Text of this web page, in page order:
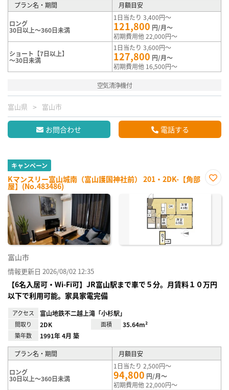
プラン名・期間 月額目安
ロング
30日以上～360日未満
1日当たり 3,400円～
121,800 円/月～
初期費用他 22,000円～
ショート【7日以上】
～30日未満
1日当たり 3,600円～
127,800 円/月～
初期費用他 16,500円～
空気清浄機付
富山県 富山市
お問合わせ 電話する
キャンペーン
Kマンスリー富山城南（富山護国神社前） 201・2DK-【角部
屋】(No.483486)
に入
富山市
情報更新日 2026/08/02 12:35
【6名入居可・Wi-Fi可】JR富山駅まで車で５分。月賃料１０万円
以下で利用可能。家具家電完備
アクセス 富山地鉄不二越上滝「小杉駅」
間取り 2DK 面積 35.64m²
築年数 1991年 4月 築
プラン名・期間 月額目安
ロング
30日以上～360日未満
1日当たり 2,500円～
94,800 円/月～
初期費用他 22,000円～